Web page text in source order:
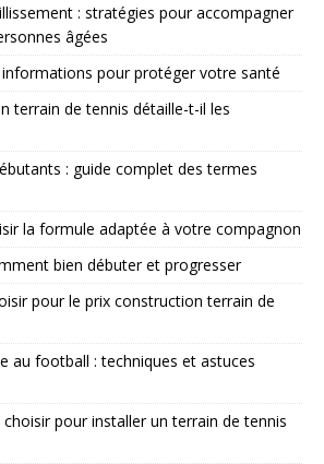
: stratégies pour accompagner
âgées
informations pour protéger votre santé
terrain de tennis détaille-t-il les
: guide complet des termes
la formule adaptée à votre compagnon
bien débuter et progresser
pour le prix construction terrain de
au football : techniques et astuces
pour installer un terrain de tennis